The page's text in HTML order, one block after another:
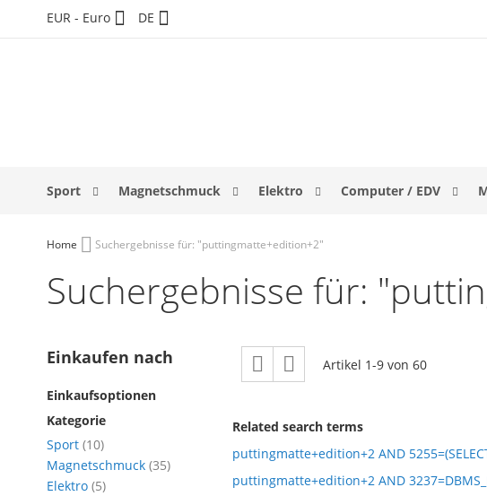
Direkt
Währung
EUR - Euro Sprache
DE
Sport Magnetschmuck Elektro Computer / EDV
Home Suchergebnisse für: "puttingmatte+edition+2"
Suchergebnisse für:
Ansicht
als
Raster Artikel 1-9von 60
Related search terms
puttingmatte+edition+2 AND
puttingmatte+edition+2 AND
Einkaufen nach
Einkaufsoptionen
Kategorie
Sport 10Artikel
Magnetschmuck 35Artikel
Elektro 5Artikel